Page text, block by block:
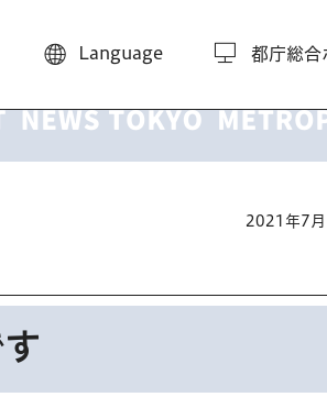
Language 都庁総合
2021年7